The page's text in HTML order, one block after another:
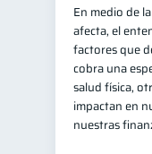
En medio de
afecta, el
factores que
cobra una
salud física,
impactan en
nuestras